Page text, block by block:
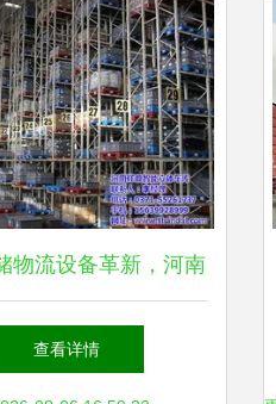
物流设备革新，河南
股份引领行业升级
查看详情